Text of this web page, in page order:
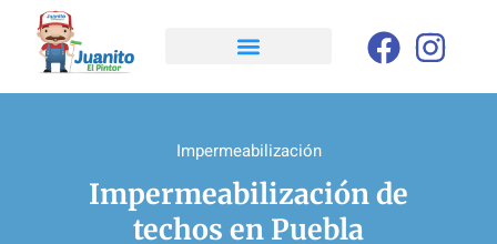
Impermeabilización
Impermeabilización de
techos en Puebla